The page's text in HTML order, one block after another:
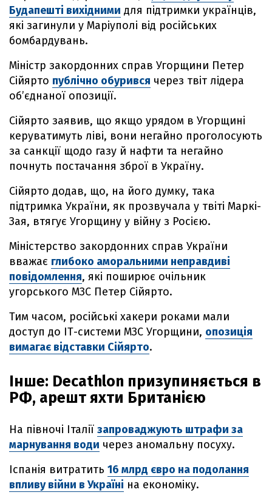
Будапешті вихідними для підтримки українців,
які загинули у Маріуполі від російських
бомбардувань.
Міністр закордонних справ Угорщини Петер
Сійярто публічно обурився через твіт лідера
об’єднаної опозиції.
Сійярто заявив, що якщо урядом в Угорщині
керуватимуть ліві, вони негайно проголосують
за санкції щодо газу й нафти та негайно
почнуть постачання зброї в Україну.
Сійярто додав, що, на його думку, така
підтримка України, як прозвучала у твіті Маркі-
Зая, втягує Угорщину у війну з Росією.
Міністерство закордонних справ України
вважає глибоко аморальними неправдиві
повідомлення, які поширює очільник
угорського МЗС Петер Сійярто.
Тим часом, російські хакери роками мали
доступ до ІТ-системи МЗС Угорщини, опозиція
вимагає відставки Сійярто.
Інше: Decathlon призупиняється в
РФ, арешт яхти Британією
На півночі Італії запроваджують штрафи за
марнування води через аномальну посуху.
Іспанія витратить 16 млрд євро на подолання
впливу війни в Україні на економіку.